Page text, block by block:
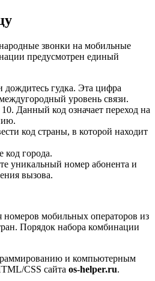
звонки на мобильные
предусмотрен единый
дождитесь гудка. Эта цифра
уровень связи.
Данный код означает переход на
код страны, в которой находит
код города.
уникальный номер абонента и
вызова.
номеров мобильных операторов из
Порядок набора комбинации
и компьютерным
CSS сайта os-helper.ru.